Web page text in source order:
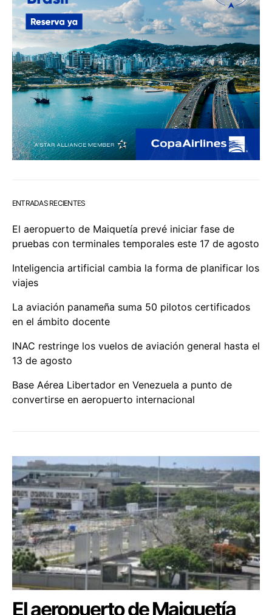
ENTRADAS RECIENTES
El aeropuerto de Maiquetía prevé iniciar fase de
pruebas con terminales temporales este 17 de agosto
Inteligencia artificial cambia la forma de planificar los
viajes
La aviación panameña suma 50 pilotos certificados
en el ámbito docente
INAC restringe los vuelos de aviación general hasta el
13 de agosto
Base Aérea Libertador en Venezuela a punto de
convertirse en aeropuerto internacional
El aeropuerto de Maiquetía